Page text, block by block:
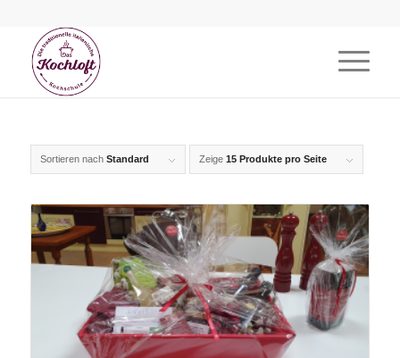
Sortieren nach Standard Zeige 15 Produkte pro Seite